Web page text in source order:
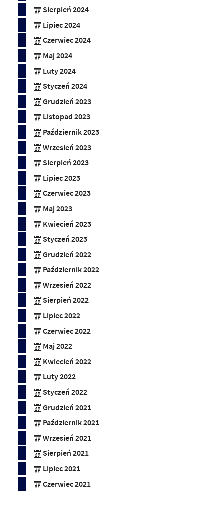
Sierpień 2024
Lipiec 2024
Czerwiec 2024
Maj 2024
Luty 2024
Styczeń 2024
Grudzień 2023
Listopad 2023
Październik 2023
Wrzesień 2023
Sierpień 2023
Lipiec 2023
Czerwiec 2023
Maj 2023
Kwiecień 2023
Styczeń 2023
Grudzień 2022
Październik 2022
Wrzesień 2022
Sierpień 2022
Lipiec 2022
Czerwiec 2022
Maj 2022
Kwiecień 2022
Luty 2022
Styczeń 2022
Grudzień 2021
Październik 2021
Wrzesień 2021
Sierpień 2021
Lipiec 2021
Czerwiec 2021